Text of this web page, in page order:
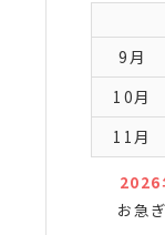
9月
10月
11月
2026
お急